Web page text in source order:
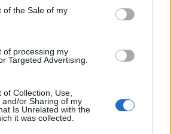
of the Sale of my
of processing my
Targeted Advertising.
Collection, Use,
and/or Sharing of my
Is Unrelated with the
it was collected.
rendel a szerb határhoz: a
könnyű volt, a megvalósítás
szerint ez eleve lehetetlen
kapkodása pedig a kerítés